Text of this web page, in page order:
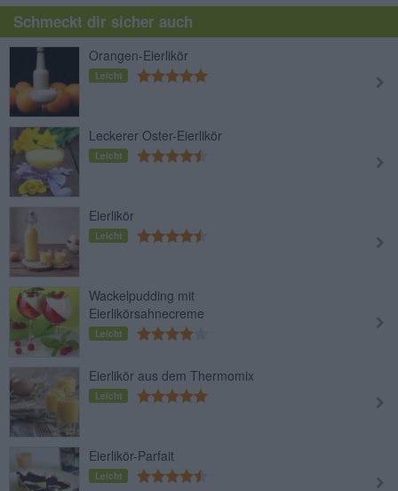
Schmeckt dir sicher auch
Orangen-Eierlikör
Leicht
Leckerer Oster-Eierlikör
Leicht
Eierlikör
Leicht
Wackelpudding mit
Eierlikörsahnecreme
Leicht
Eierlikör aus dem Thermomix
Leicht
Eierlikör-Parfait
Leicht